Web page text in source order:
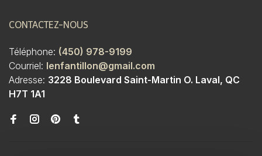
CONTACTEZ-NOUS
Téléphone: (450) 978-9199
Courriel: lenfantillon@gmail.com
Adresse: 3228 Boulevard Saint-Martin O. Laval, QC
H7T 1A1